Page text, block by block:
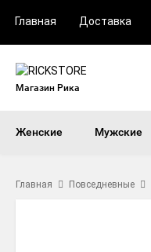
Главная Доставка
Магазин Рика
Женские Мужские
Главная Повседневные